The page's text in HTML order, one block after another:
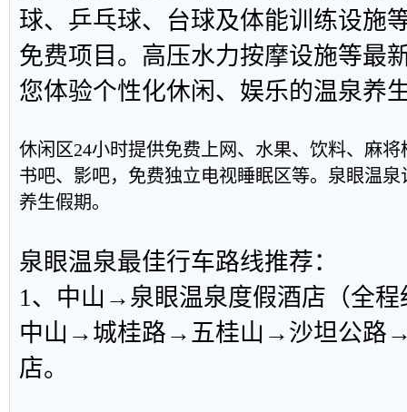
球、乒乓球、台球及体能训练设施
免费项目。高压水力按摩设施等最
您体验个性化休闲、娱乐的温泉养
休闲区24小时提供免费上网、水果、饮料、麻
书吧、影吧，免费独立电视睡眠区等。泉眼温
养生假期。
泉眼温泉最佳行车路线推荐：
1、中山→泉眼温泉度假酒店（全
中山→城桂路→五桂山→沙坦公路→
店。